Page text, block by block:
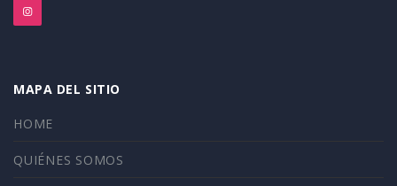
MAPA DEL SITIO
HOME
QUIÉNES SOMOS